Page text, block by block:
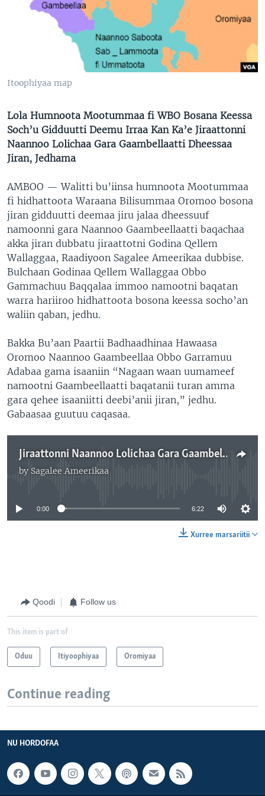
Itoophiyaa map
Lola Humnoota Mootummaa fi WBO Bosana Keessa
Soch’u Gidduutti Deemu Irraa Kan Ka’e Jiraattonni
Naannoo Lolichaa Gara Gaambellaatti Dheessaa
Jiran, Jedhama
AMBOO —Walitti bu’iinsa humnoota Mootummaa
fi hidhattoota Waraana Bilisummaa Oromoo bosona
jiran gidduutti deemaa jiru jalaa dheessuuf
namoonni gara Naannoo Gaambeellaatti baqachaa
akka jiran dubbatu jiraattotni Godina Qellem
Wallaggaa, Raadiyoon Sagalee Ameerikaa dubbise.
Bulchaan Godinaa Qellem Wallaggaa Obbo
Gammachuu Baqqalaa immoo namootni baqatan
warra hariiroo hidhattoota bosona keessa socho’an
waliin qaban, jedhu.
Bakka Bu’aan Paartii Badhaadhinaa Hawaasa
Oromoo Naannoo Gaambeellaa Obbo Garramuu
Adabaa gama isaaniin “Nagaan waan uumameef
namootni Gaambeellaatti baqatanii turan amma
gara qehee isaaniitti deebi’anii jiran,” jedhu.
Gabaasaa guutuu caqasaa.
Jiraattonni Naannoo Lolichaa Gara Gaambellaatti Dheessaa Jiran, Jedhama
by Sagalee Ameerikaa
No media source currently available
0:00 6:22
Xurree marsariitii
Qoodi Follow us
This item is part of
Oduu Itiyoophiyaa Oromiyaa
Continue reading
NU HORDOFAA